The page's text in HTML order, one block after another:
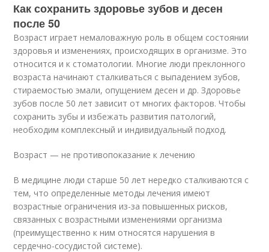
Как сохранить здоровье зубов и десен
после 50
Возраст играет немаловажную роль в общем состоянии
здоровья и изменениях, происходящих в организме. Это
относится и к стоматологии. Многие люди преклонного
возраста начинают сталкиваться с выпадением зубов,
стираемостью эмали, опущением десен и др. Здоровье
зубов после 50 лет зависит от многих факторов. Чтобы
сохранить зубы и избежать развития патологий,
необходим комплексный и индивидуальный подход.
Возраст — не противопоказание к лечению
В медицине люди старше 50 лет нередко сталкиваются с
тем, что определенные методы лечения имеют
возрастные ограничения из-за повышенных рисков,
связанных с возрастными изменениями организма
(преимущественно к ним относятся нарушения в
сердечно-сосудистой системе).